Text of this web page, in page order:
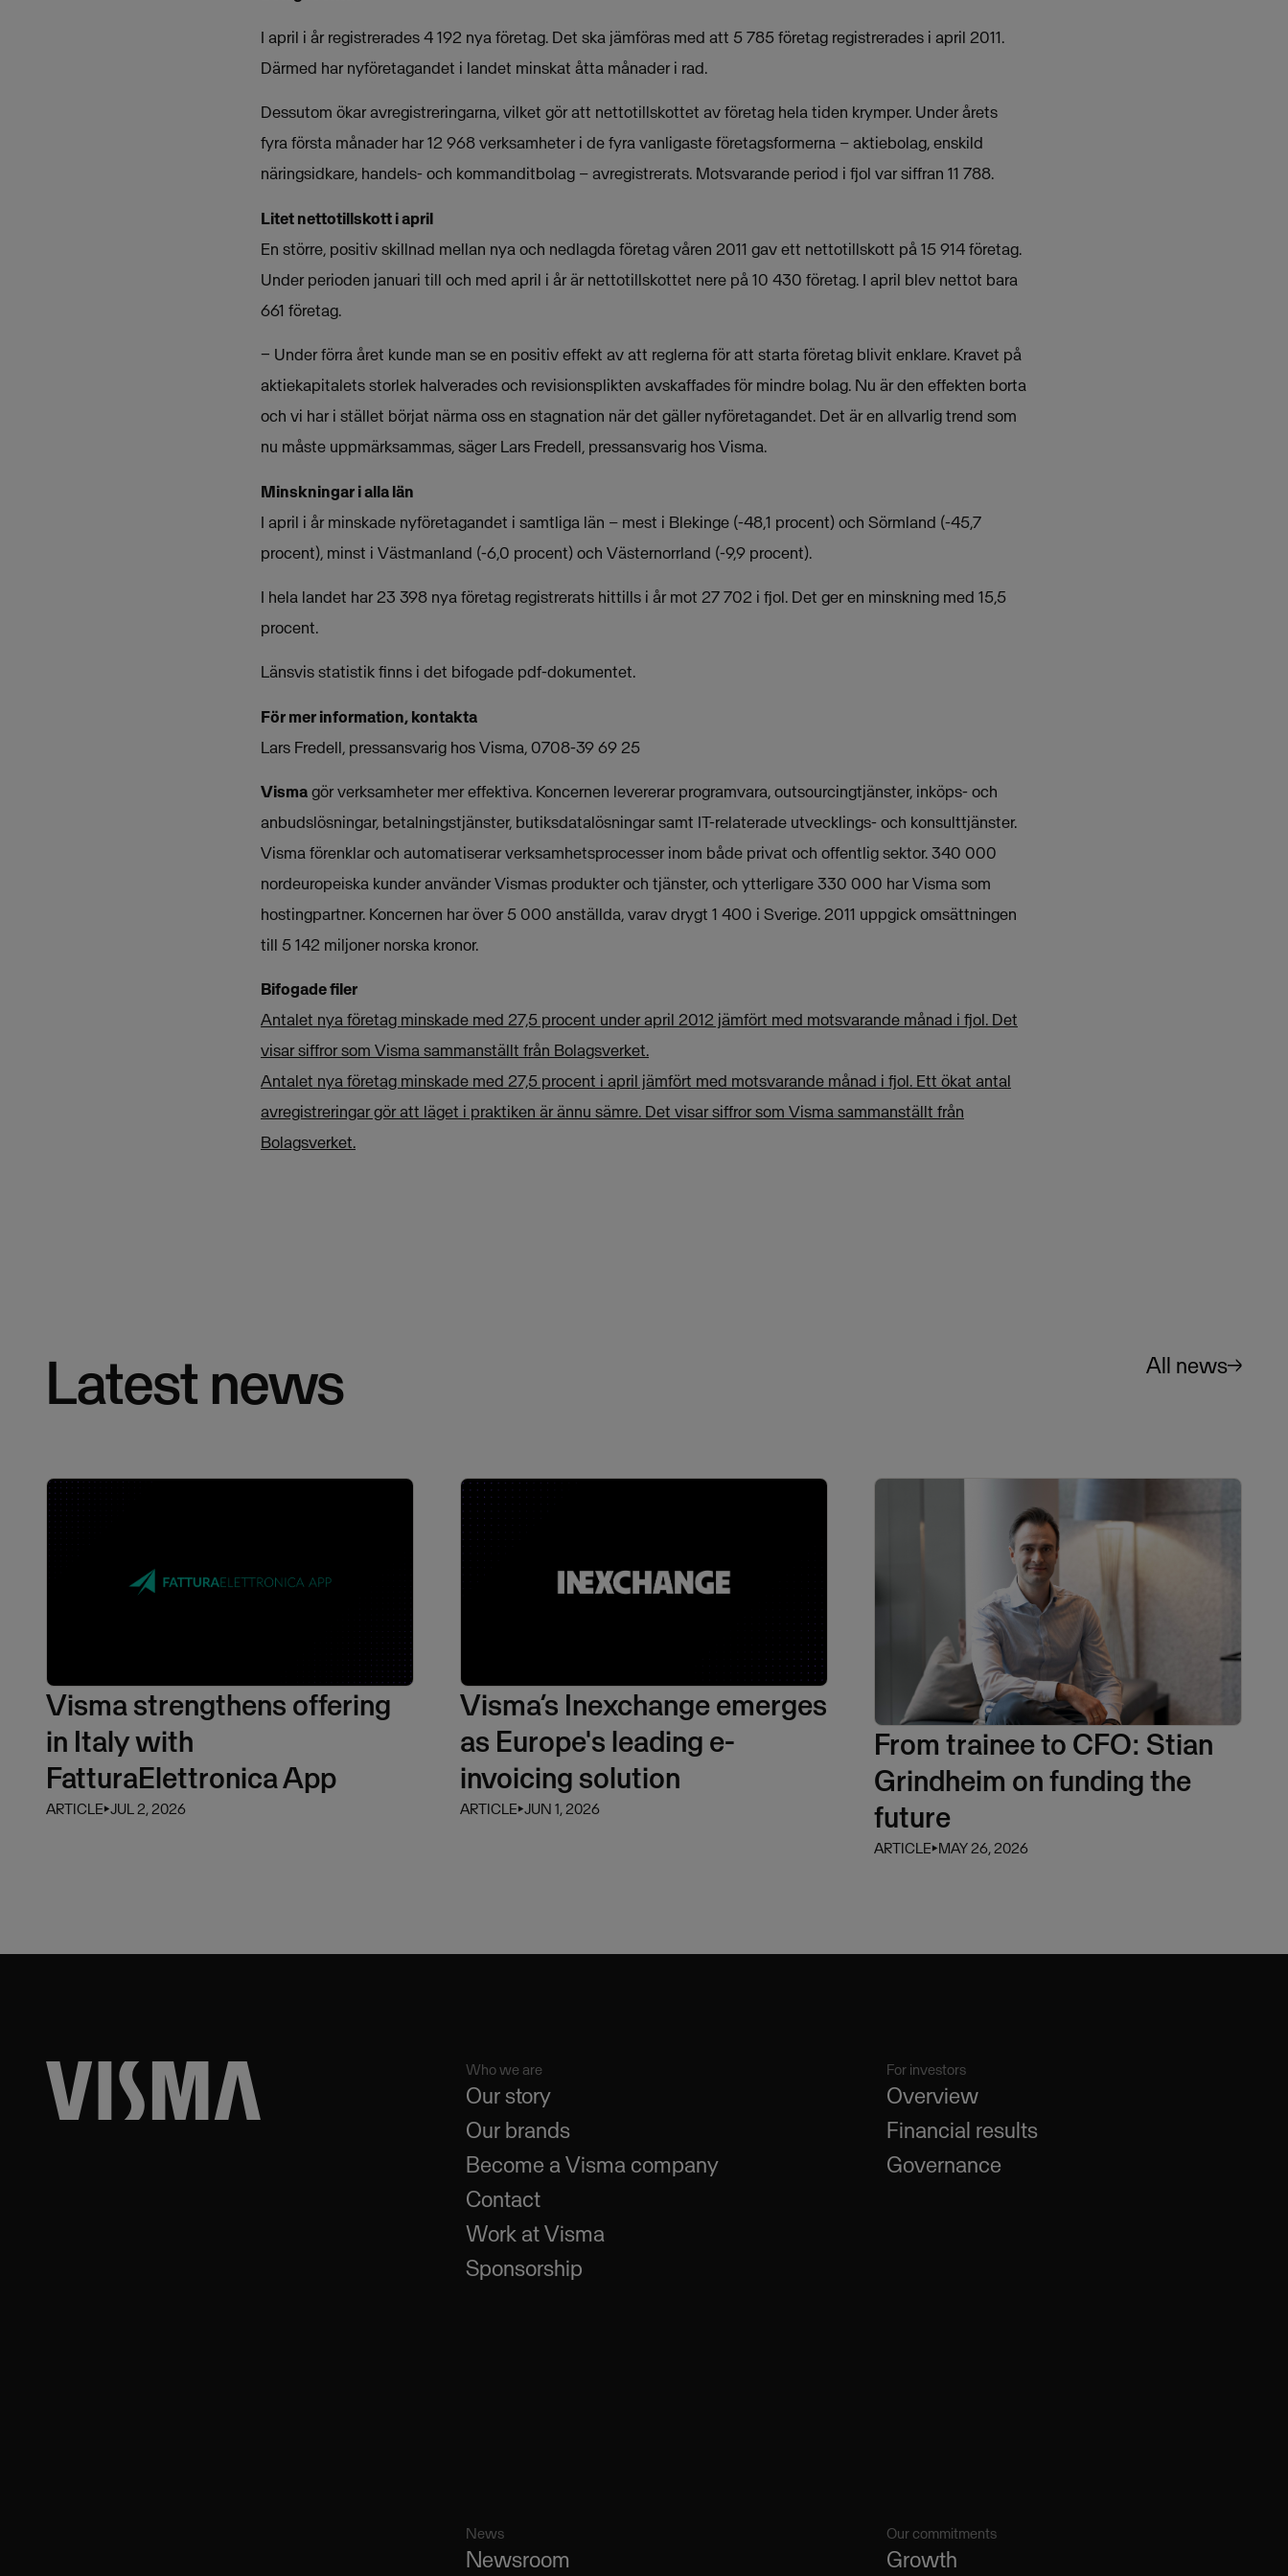
I april i år registrerades 4 192 nya företag. Det ska jämföras med att 5 785 företag registrerades i april 2011.
Därmed har nyföretagandet i landet minskat åtta månader i rad.
Dessutom ökar avregistreringarna, vilket gör att nettotillskottet av företag hela tiden krymper. Under årets
fyra första månader har 12 968 verksamheter i de fyra vanligaste företagsformerna – aktiebolag, enskild
näringsidkare, handels- och kommanditbolag – avregistrerats. Motsvarande period i fjol var siffran 11 788.
Litet nettotillskott i april
En större, positiv skillnad mellan nya och nedlagda företag våren 2011 gav ett nettotillskott på 15 914 företag.
Under perioden januari till och med april i år är nettotillskottet nere på 10 430 företag. I april blev nettot bara
661 företag.
− Under förra året kunde man se en positiv effekt av att reglerna för att starta företag blivit enklare. Kravet på
aktiekapitalets storlek halverades och revisionsplikten avskaffades för mindre bolag. Nu är den effekten borta
och vi har i stället börjat närma oss en stagnation när det gäller nyföretagandet. Det är en allvarlig trend som
nu måste uppmärksammas, säger Lars Fredell, pressansvarig hos Visma.
Minskningar i alla län
I april i år minskade nyföretagandet i samtliga län – mest i Blekinge (-48,1 procent) och Sörmland (-45,7
procent), minst i Västmanland (-6,0 procent) och Västernorrland (-9,9 procent).
I hela landet har 23 398 nya företag registrerats hittills i år mot 27 702 i fjol. Det ger en minskning med 15,5
procent.
Länsvis statistik finns i det bifogade pdf-dokumentet.
För mer information, kontakta
Lars Fredell, pressansvarig hos Visma, 0708-39 69 25
Vismagör verksamheter mer effektiva. Koncernen levererar programvara, outsourcingtjänster, inköps- och
anbudslösningar, betalningstjänster, butiksdatalösningar samt IT-relaterade utvecklings- och konsulttjänster.
Visma förenklar och automatiserar verksamhetsprocesser inom både privat och offentlig sektor. 340 000
nordeuropeiska kunder använder Vismas produkter och tjänster, och ytterligare 330 000 har Visma som
hostingpartner. Koncernen har över 5 000 anställda, varav drygt 1 400 i Sverige. 2011 uppgick omsättningen
till 5 142 miljoner norska kronor.
Bifogade filer
Antalet nya företag minskade med 27,5 procent under april 2012 jämfört med motsvarande månad i fjol. Det
visar siffror som Visma sammanställt från Bolagsverket.
Antalet nya företag minskade med 27,5 procent i april jämfört med motsvarande månad i fjol. Ett ökat antal
avregistreringar gör att läget i praktiken är ännu sämre. Det visar siffror som Visma sammanställt från
Bolagsverket.
Latest news All news
Visma strengthens offering
in Italy with
FatturaElettronica App
ARTICLE⏵JUL 2, 2026
Visma’s Inexchange emerges
as Europe's leading e-
invoicing solution
ARTICLE⏵JUN 1, 2026
From trainee to CFO: Stian
Grindheim on funding the
future
ARTICLE⏵MAY 26, 2026
Who we are
Our story
Our brands
Become a Visma company
Contact
Work at Visma
Sponsorship
For investors
Overview
Financial results
Governance
News
Newsroom
Our commitments
Growth